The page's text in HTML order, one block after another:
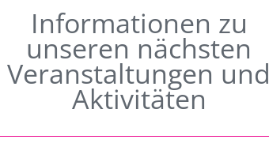
Informationen zu
unseren nächsten
Veranstaltungen und
Aktivitäten